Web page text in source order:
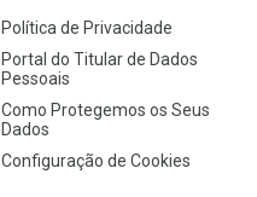
Política de Privacidade
Portal do Titular de Dados
Pessoais
Como Protegemos os Seus
Dados
Configuração de Cookies